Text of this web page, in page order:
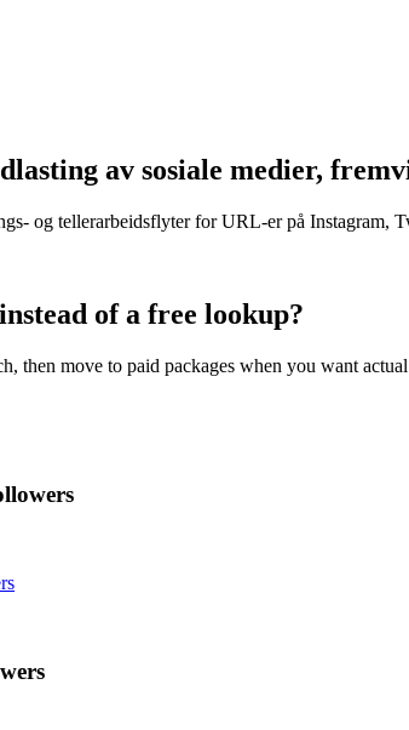
av sosiale medier,
og tellerarbeidsflyter for URL-er på Instagram,
of a free lookup?
then move to paid packages when you want